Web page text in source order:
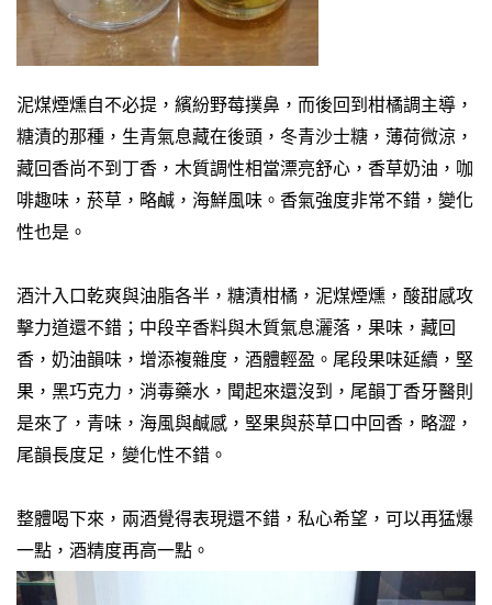
泥煤煙燻自不必提，繽紛野莓撲鼻，而後回到柑橘調主導，
糖漬的那種，生青氣息藏在後頭，冬青沙士糖，薄荷微涼，
藏回香尚不到丁香，木質調性相當漂亮舒心，香草奶油，咖
啡趣味，菸草，略鹹，海鮮風味。香氣強度非常不錯，變化
性也是。
酒汁入口乾爽與油脂各半，糖漬柑橘，泥煤煙燻，酸甜感攻
擊力道還不錯；中段辛香料與木質氣息灑落，果味，藏回
香，奶油韻味，增添複雜度，酒體輕盈。 尾段果味延續，堅
果，黑巧克力，消毒藥水，聞起來還沒到，尾韻丁香牙醫則
是來了，青味，海風與鹹感，堅果與菸草口中回香，略澀，
尾韻長度足，變化性不錯。
整體喝下來，兩酒覺得表現還不錯，私心希望，可以再猛爆
一點，酒精度再高一點。